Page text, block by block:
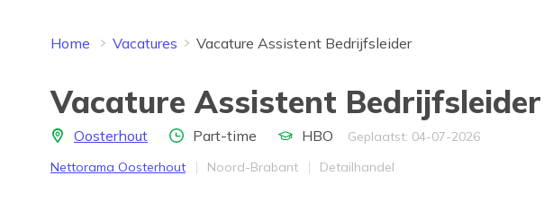
Home Vacatures Vacature Assistent Bedrijfsleider
Vacature Assistent Bedrijfsleider
LocatieOosterhoutAantal uren
Part-time Opleidingsniveau
HBO
Geplaatst: 04-07-2026
Bedrijf
Nettorama Oosterhout Provincie
Noord-Brabant Werkveld
Detailhandel